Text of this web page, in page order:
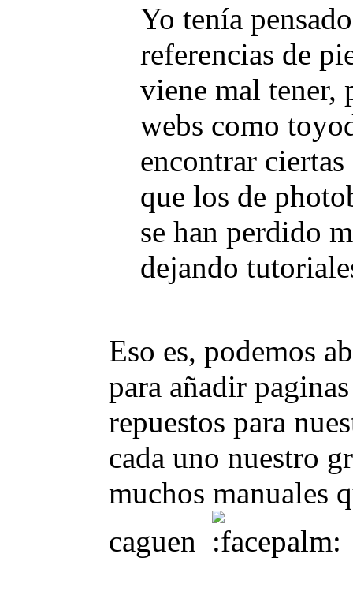
Yo tenía
referencias de
viene mal tener,
webs como
encontrar ciertas
que los de
se han perdido
dejando
Eso es, podemos
para añadir
repuestos para
cada uno nuestro
muchos manuales
caguen